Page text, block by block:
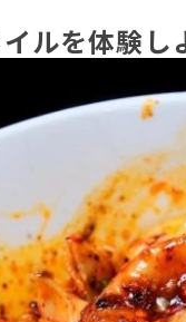
ルを体験し